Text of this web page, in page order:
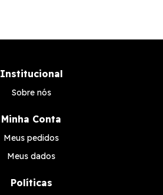
Institucional
Sobre nós
Minha Conta
Meus pedidos
Meus dados
Políticas